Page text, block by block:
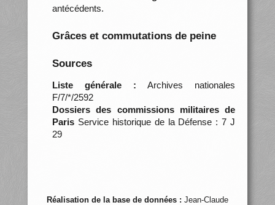
antécédents.
Grâces et commutations de peine
Sources
Liste générale : Archives nationales
F/7/*/2592
Dossiers des commissions militaires de
ParisService historique de la Défense : 7 J
29
Réalisation de la base de données : Jean-Claude